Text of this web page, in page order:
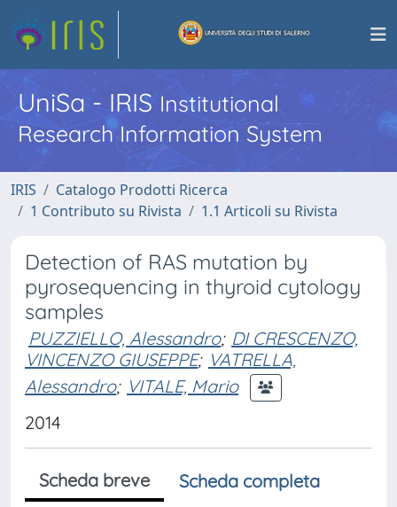
UniSa - IRISInstitutional
Research Information System
IRIS
Catalogo Prodotti Ricerca
1 Contributo su Rivista
1.1 Articoli su Rivista
Detection of RAS mutation by
pyrosequencing in thyroid cytology
samples
PUZZIELLO, Alessandro; DI CRESCENZO,
VINCENZO GIUSEPPE; VATRELLA,
Alessandro; VITALE, Mario
2014
Scheda breve
Scheda completa